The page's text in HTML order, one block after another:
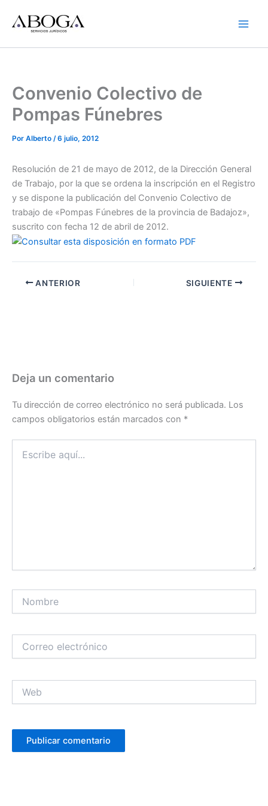
contenido
Convenio Colectivo de
Pompas Fúnebres
Por Alberto /6 julio, 2012
Resolución de 21 de mayo de 2012, de la Dirección General
de Trabajo, por la que se ordena la inscripción en el Registro
y se dispone la publicación del Convenio Colectivo de
trabajo de «Pompas Fúnebres de la provincia de Badajoz»,
suscrito con fecha 12 de abril de 2012.
ANTERIOR SIGUIENTE
Deja un comentario
Tu dirección de correo electrónico no será publicada. Los
campos obligatorios están marcados con *
aquí...
electrónico